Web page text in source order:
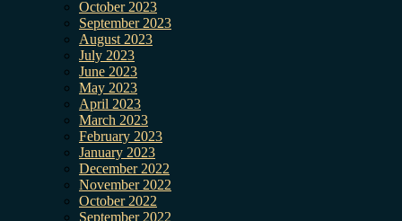
October 2023
September 2023
August 2023
July 2023
June 2023
May 2023
April 2023
March 2023
February 2023
January 2023
December 2022
November 2022
October 2022
September 2022